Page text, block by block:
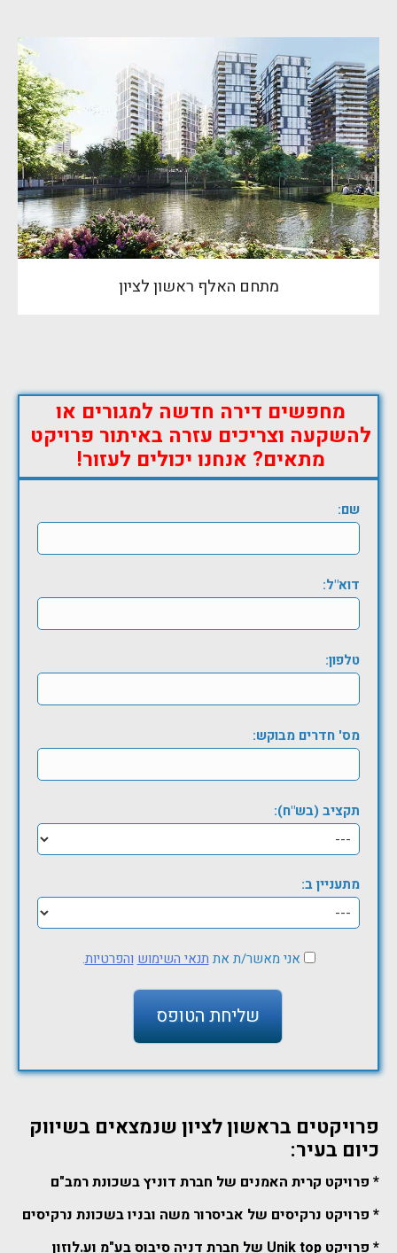
מתחם האלף ראשון לציון
מחפשים דירה חדשה למגורים או
להשקעה וצריכים עזרה באיתור פרויקט
מתאים? אנחנו יכולים לעזור!
שם:
דוא"ל:
טלפון:
מס' חדרים מבוקש:
תקציב (בש"ח):
מתעניין ב:
אני מאשר/ת את תנאי השימוש והפרטיות.
פרויקטים בראשון לציון שנמצאים בשיווק
כיום בעיר:
* פרויקט קרית האמנים של חברת דוניץ בשכונת רמב"ם
* פרויקט נרקיסים של אביסרור משה ובניו בשכונת נרקיסים
* פרויקט Unik top של חברת דניה סיבוס בע"מ וע.לוזון